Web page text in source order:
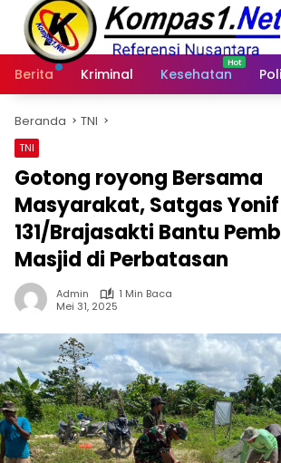
Langsung
konten
Berita
Kriminal Kesehatan
Beranda TNI
TNI
Gotong royong Bersama
Masyarakat, Satgas Yonif
131/Brajasakti Bantu
Masjid di Perbatasan
Admin
1 Min Baca
Mei 31, 2025